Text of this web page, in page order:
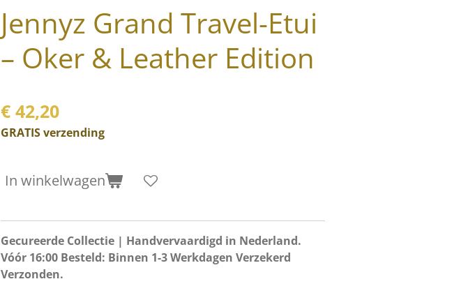
Jennyz Grand Travel-Etui
– Oker & Leather Edition
€ 42,20
GRATIS verzending
In winkelwagen
Gecureerde Collectie | Handvervaardigd in Nederland.
Vóór 16:00 Besteld: Binnen 1-3 Werkdagen Verzekerd
Verzonden.